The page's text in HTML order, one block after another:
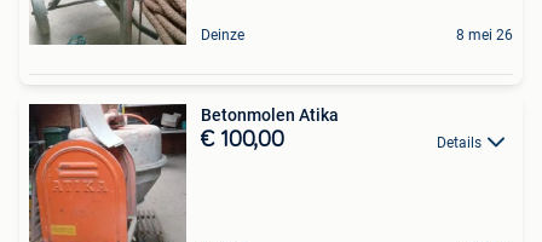
Deinze 8 mei 26
Betonmolen Atika
€ 100,00 Details